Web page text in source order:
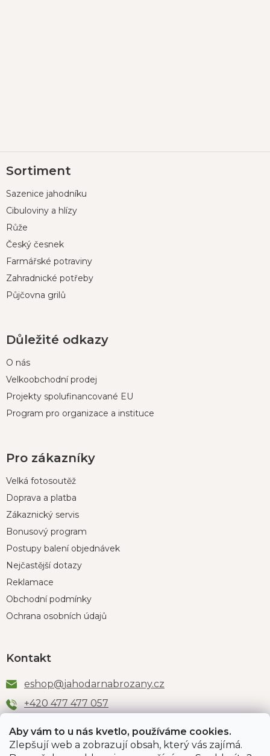
Aby vám to u nás kvetlo, používáme cookies.
Zlepšují web a zobrazují obsah, který vás zajímá.
á
a
Sortiment
Sazenice jahodníku
Cibuloviny a hlízy
Růže
Český česnek
Farmářské potraviny
Zahradnické potřeby
Půjčovna grilů
Důležité odkazy
O nás
Velkoobchodní prodej
Projekty spolufinancované EU
Program pro organizace a instituce
Pro zákazníky
Velká fotosoutěž
Doprava a platba
Zákaznický servis
Bonusový program
Postupy balení objednávek
Nejčastější dotazy
Reklamace
Obchodní podmínky
Ochrana osobních údajů
Kontakt
eshop@jahodarnabrozany.cz
+420 477 477 057
Odběr newsletteru